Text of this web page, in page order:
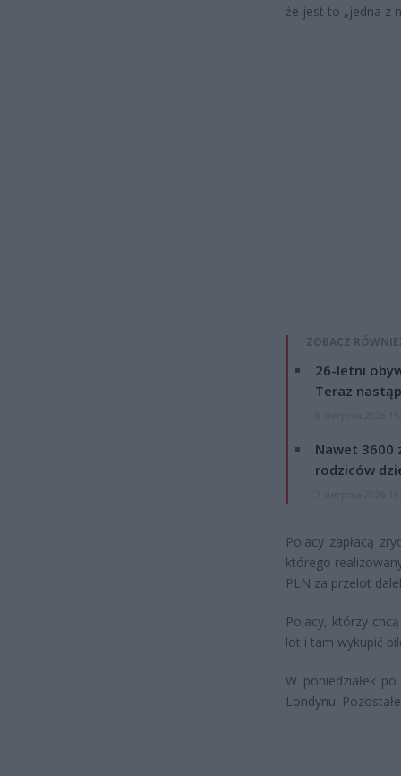
że jest to „jedna z
ZOBACZ
26-letni
Teraz
Nawet 3600
rodziców
Polacy zapłacą
którego
PLN za przelot
Polacy, którzy
lot i tam wykupić
W poniedziałek
Londynu.